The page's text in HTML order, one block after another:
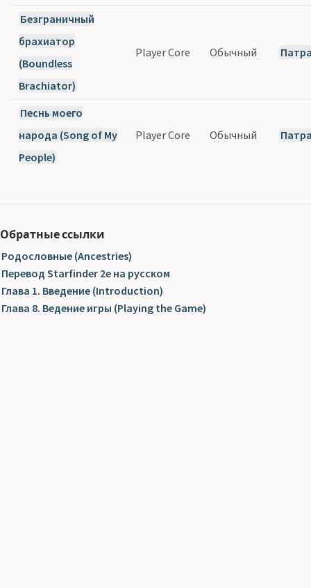
Безграничный
брахиатор
(Boundless
Brachiator)
Player Core Обычный
Песнь моего
народа (Song of My
People)
Player Core Обычный
Обратные ссылки
Родословные (Ancestries)
Перевод Starfinder 2e на русском
Глава 1. Введение (Introduction)
Глава 8. Ведение игры (Playing the Game)